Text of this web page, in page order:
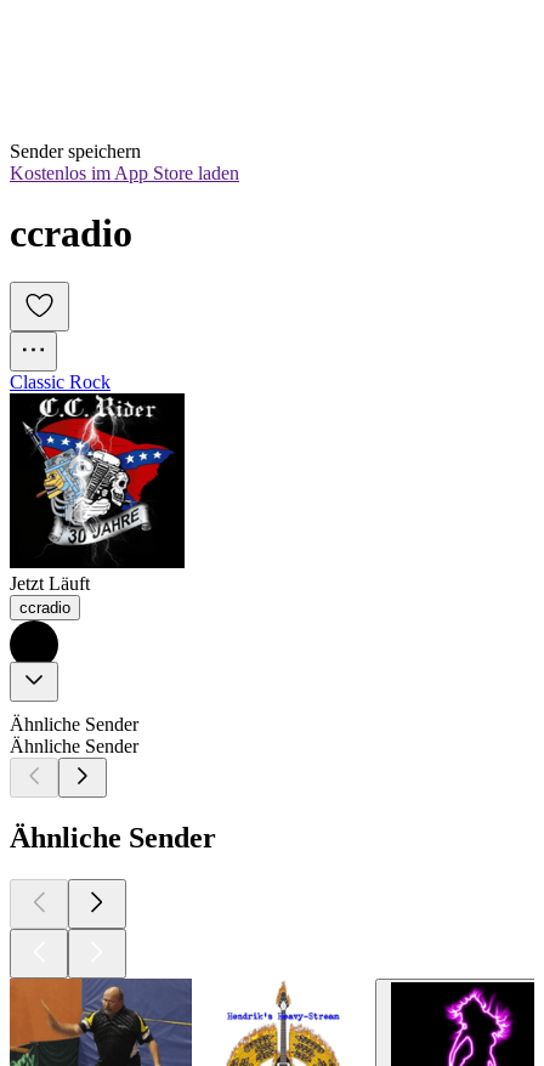
Sender speichern
Kostenlos im App Store laden
ccradio
Classic Rock
Jetzt Läuft
ccradio
Ähnliche Sender
Ähnliche Sender
Ähnliche Sender